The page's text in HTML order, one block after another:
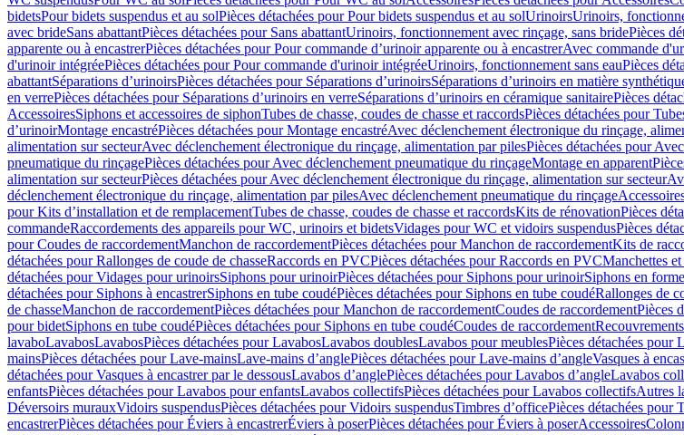
bidetsPour bidets suspendus et au solPièces détachées pour Pour bidets suspendus et au solUrinoirsUrinoirs,
avec brideSans abattantPièces détachées pour Sans abattantUrinoirs, fonctionnement avec rinçage, sans bridePièces
apparente ou à encastrerPièces détachées pour Pour commande d’urinoir apparente ou à encastrerAvec commande
d'urinoir intégréePièces détachées pour Pour commande d'urinoir intégréeUrinoirs, fonctionnement sans eauPièces
abattantSéparations d’urinoirsPièces détachées pour Séparations d’urinoirsSéparations d’urinoirs en matière
en verrePièces détachées pour Séparations d’urinoirs en verreSéparations d’urinoirs en céramique sanitairePièces
AccessoiresSiphons et accessoires de siphonTubes de chasse, coudes de chasse et raccordsPièces détachées pour
dʼurinoirMontage encastréPièces détachées pour Montage encastréAvec déclenchement électronique du rinçage,
alimentation sur secteurAvec déclenchement électronique du rinçage, alimentation par pilesPièces détachées pour
pneumatique du rinçagePièces détachées pour Avec déclenchement pneumatique du rinçageMontage en apparent
alimentation sur secteurPièces détachées pour Avec déclenchement électronique du rinçage, alimentation sur secteur
déclenchement électronique du rinçage, alimentation par pilesAvec déclenchement pneumatique du rinçage
pour Kits d’installation et de remplacementTubes de chasse, coudes de chasse et raccordsKits de rénovationPièces
commandeRaccordements des appareils pour WC, urinoirs et bidetsVidages pour WC et vidoirs suspendusPièces
pour Coudes de raccordementManchon de raccordementPièces détachées pour Manchon de raccordementKits de
détachées pour Rallonges de coude de chasseRaccords en PVCPièces détachées pour Raccords en PVCManchettes
détachées pour Vidages pour urinoirsSiphons pour urinoirPièces détachées pour Siphons pour urinoirSiphons en
détachées pour Siphons à encastrerSiphons en tube coudéPièces détachées pour Siphons en tube coudéRallonges de
de chasseManchon de raccordementPièces détachées pour Manchon de raccordementCoudes de raccordementPièces
pour bidetSiphons en tube coudéPièces détachées pour Siphons en tube coudéCoudes de raccordementRecouvrements
lavaboLavabosLavabosPièces détachées pour LavabosLavabos doublesLavabos pour meublesPièces détachées pour
mainsPièces détachées pour Lave-mainsLave-mains d’anglePièces détachées pour Lave-mains d’angleVasques à
détachées pour Vasques à encastrer par le dessousLavabos d’anglePièces détachées pour Lavabos d’angleLavabos
enfantsPièces détachées pour Lavabos pour enfantsLavabos collectifsPièces détachées pour Lavabos collectifsAutres
Déversoirs murauxVidoirs suspendusPièces détachées pour Vidoirs suspendusTimbres dʼofficePièces détachées pour
encastrerPièces détachées pour Éviers à encastrerÉviers à poserPièces détachées pour Éviers à poserAccessoires